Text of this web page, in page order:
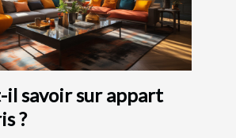
il savoir sur appart
?